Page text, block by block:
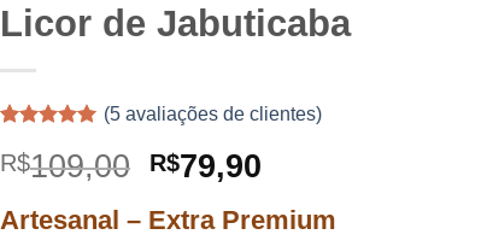
Licor de Jabuticaba
como5.00
de 5, com
avaliações
(5avaliações de clientes)
R$109,00 O
original
R$79,90
atual
Artesanal – Extra Premium